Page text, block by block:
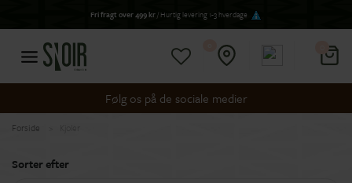
Fri fragt over 499 kr/ Hurtig levering 1-3 hverdage
Følg os på de sociale medier
Forside
Sorter efter